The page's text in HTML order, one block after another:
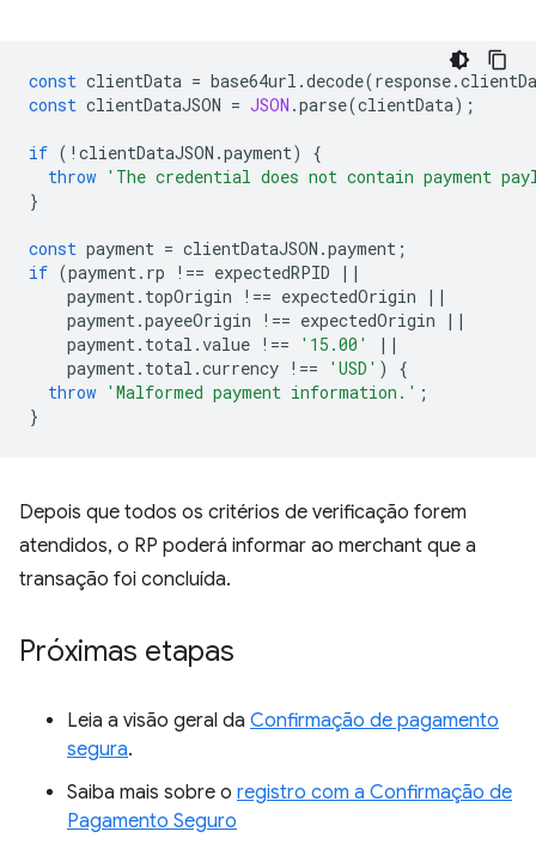
const clientData = base64url .decode(response.
const clientDataJSON = JSON .parse(clientData);
if ( ! clientDataJSON .payment)
{
throw 'The credential does not contain payment
}
const payment = clientDataJSON .payment ;
if (payment. rp !== expectedRPID
||
payment. topOrigin !== expectedOrigin
||
payment.payeeOrigin !== expectedOrigin
||
payment. total .value !== '15.00'
||
payment. total .currency !== 'USD' )
{
throw 'Malformed payment information.' ;
}
Depois que todos os critérios de verificação forem
atendidos, o RP poderá informar ao merchant que a
transação foi concluída.
Próximas etapas
Leia a visão geral da Confirmação de pagamento
segura.
Saiba mais sobre o registro com a Confirmação de
Pagamento Seguro